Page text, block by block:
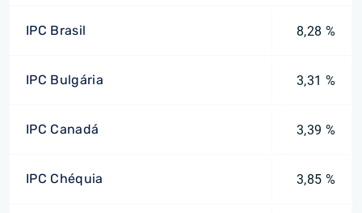
IPC Brasil 8,28 %
IPC Bulgária 3,31 %
IPC Canadá 3,39 %
IPC Chéquia 3,85 %